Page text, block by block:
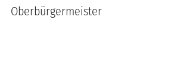
Oberbürgermeister